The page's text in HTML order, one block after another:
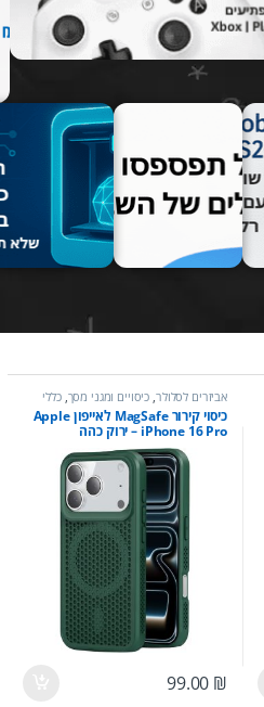
אביזרים לסלולר, כיסויים ומגני מסך,כללי
כיסוי קירור MagSafe לאייפון Apple
iPhone 16 Pro – ירוק כהה
99.00 ₪